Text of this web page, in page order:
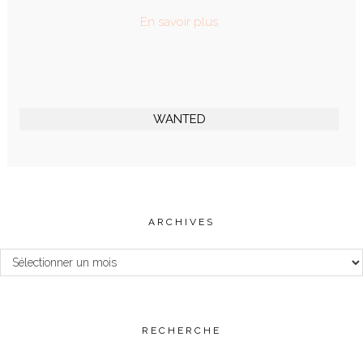
En savoir plus
WANTED
ARCHIVES
Archives
RECHERCHE